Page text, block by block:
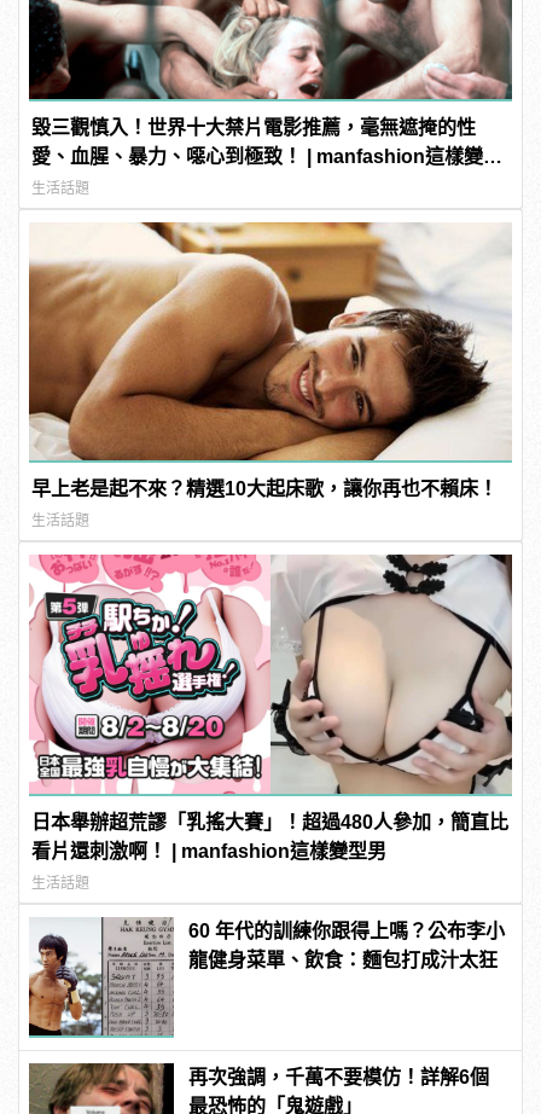
毀三觀慎入！世界十大禁片電影推薦，毫無遮掩的性
愛、血腥、暴力、噁心到極致！ | manfashion這樣變型
男
生活話題
早上老是起不來？精選10大起床歌，讓你再也不賴床！
生活話題
日本舉辦超荒謬「乳搖大賽」！超過480人參加，簡直比
看片還刺激啊！ | manfashion這樣變型男
生活話題
60 年代的訓練你跟得上嗎？公布李小
龍健身菜單、飲食：麵包打成汁太狂
再次強調，千萬不要模仿！詳解6個
最恐怖的「鬼遊戲」